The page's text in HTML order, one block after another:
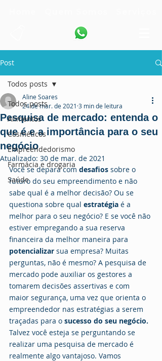
Post
Todos posts
Alimentos
Cosméticos
Empreendedorismo
Farmácia e drogaria
Saúde
Todos posts
Pesquisa de mercado: entenda o
que é e a importância para o seu
negócio
Aline Soares
24 de mar. de 2021 3 min de leitura
Atualizado: 30 de mar. de 2021
Você se depara com desafios sobre o
futuro do seu empreendimento e não
sabe qual é a melhor decisão? Ou se
questiona sobre qual estratégia é a
melhor para o seu negócio? E se você não
estiver empregando a sua reserva
financeira da melhor maneira para
potencializar sua empresa? Muitas
perguntas, não é mesmo? A pesquisa de
mercado pode auxiliar os gestores a
tomarem decisões assertivas e com
maior segurança, uma vez que orienta o
empreendedor nas estratégias a serem
traçadas para o sucesso do seu negócio.
Talvez você esteja se perguntando se
realizar uma pesquisa de mercado é
realmente algo vantajoso. Vamos